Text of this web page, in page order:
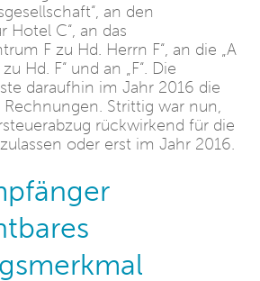
an den
Hotel C“, an das
F zu Hd. Herrn F“, an die „A
Hd. F“ und an „F“. Die
daraufhin im Jahr 2016 die
Strittig war nun,
rückwirkend für die
oder erst im Jahr 2016.